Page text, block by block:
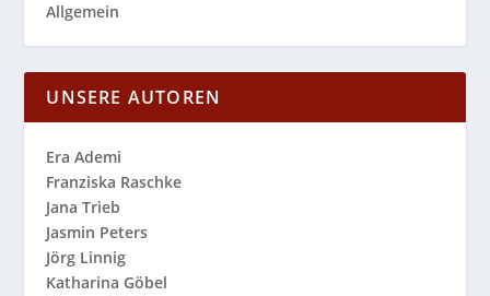
Allgemein
UNSERE AUTOREN
Era Ademi
Franziska Raschke
Jana Trieb
Jasmin Peters
Jörg Linnig
Katharina Göbel